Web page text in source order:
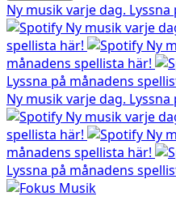
Ny musik varje dag.
Ny musik varje
spellista här!
Ny
månadens spellista här!
Lyssna på månadens
Ny musik varje dag.
Ny musik varje
spellista här!
Ny
månadens spellista här!
Lyssna på månadens